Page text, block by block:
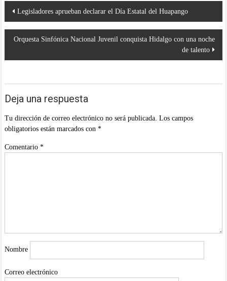
Navegación
de
entradas
Legisladores aprueban declarar el Día Estatal del Huapango
Orquesta Sinfónica Nacional Juvenil conquista Hidalgo con una noche
de talento
Deja una respuesta
Tu dirección de correo electrónico no será publicada. Los campos
obligatorios están marcados con *
Comentario *
Nombre
Correo electrónico